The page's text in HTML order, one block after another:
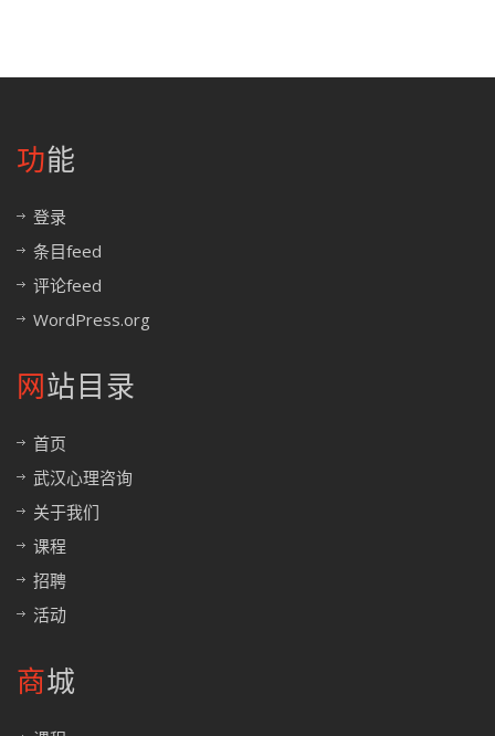
功能
登录
条目feed
评论feed
WordPress.org
网站目录
首页
武汉心理咨询
关于我们
课程
招聘
活动
商城